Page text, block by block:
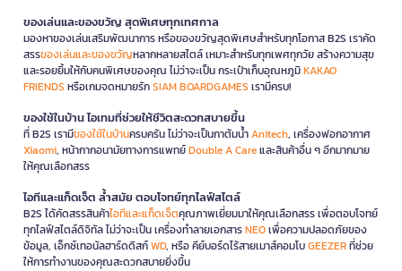
ของเล่นและของขวัญ สุดพิเศษทุกเทศกาล
มองหาของเล่นเสริมพัฒนาการ หรือของขวัญสุดพิเศษสำหรับทุกโอกาส B2S เราคัด
สรรของเล่นและของขวัญหลากหลายสไตล์ เหมาะสำหรับทุกเพศทุกวัย สร้างความสุข
และรอยยิ้มให้กับคนพิเศษของคุณ ไม่ว่าจะเป็น กระเป๋าเก็บอุณหภูมิKAKAO
FRIENDS หรือเกมจดหมายรักSIAM BOARDGAMES เรามีครบ!
ของใช้ในบ้าน ไอเทมที่ช่วยให้ชีวิตสะดวกสบายขึ้น
ที่ B2S เรามีของใช้ในบ้านครบครัน ไม่ว่าจะเป็นกาต้มน้ำAnitech, เครื่องฟอกอากาศ
Xiaomi, หน้ากากอนามัยทางการแพทย์Double A Careและสินค้าอื่น ๆ อีกมากมาย
ให้คุณเลือกสรร
ไอทีและแก็ดเจ็ต ล้ำสมัย ตอบโจทย์ทุกไลฟ์สไตล์
B2S ได้คัดสรรสินค้าไอทีและแก็ดเจ็ตคุณภาพเยี่ยมมาให้คุณเลือกสรร เพื่อตอบโจทย์
ทุกไลฟ์สไตล์ดิจิทัล ไม่ว่าจะเป็น เครื่องทำลายเอกสารNEOเพื่อความปลอดภัยของ
ข้อมูล, เอ็กซ์เทอนัลฮาร์ดดิสก์WD, หรือ คีย์บอร์ดไร้สายเมาส์คอมโบGEEZERที่ช่วย
ให้การทำงานของคุณสะดวกสบายยิ่งขึ้น